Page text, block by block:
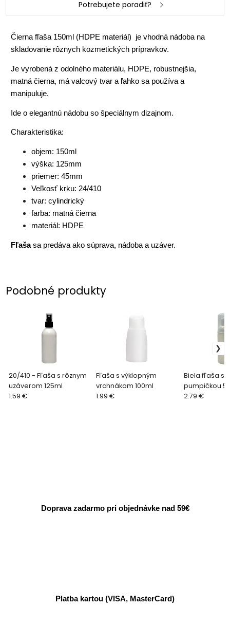
Potrebujete poradiť?
Čierna fľaša 150ml (HDPE materiál) je vhodná nádoba na
skladovanie rôznych kozmetických prípravkov.
Je vyrobená z odolného materiálu, HDPE, robustnejšia,
matná čierna, má valcový tvar a ľahko sa používa a
manipuluje.
Ide o elegantnú nádobu so špeciálnym dizajnom.
Charakteristika:
objem: 150ml
výška: 125mm
priemer: 45mm
Veľkosť krku: 24/410
tvar: cylindrický
farba: matná čierna
materiál: HDPE
Fľašasa predáva ako súprava, nádoba a uzáver.
Podobné produkty
20/410 - Fľaša s rôznym
uzáverom 125ml
1.59 €
Fľaša s výklopným
vrchnákom 100ml
1.99 €
Biela fľaša s
pumpičkou
2.79 €
Doprava zadarmo pri objednávke nad 59€
Platba kartou (VISA, MasterCard)